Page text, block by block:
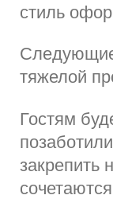
стиль
Следующие
тяжелой
Гостям
закрепить